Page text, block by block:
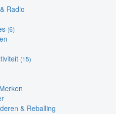
Radio
(6)
(15)
& Reballing